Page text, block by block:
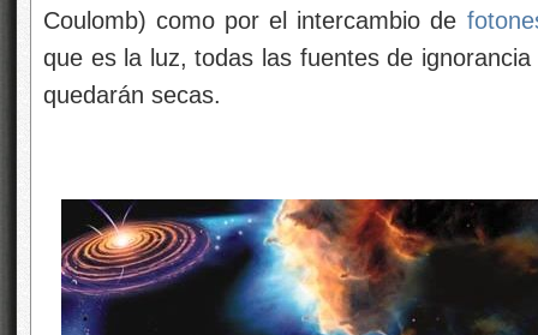
Coulomb) como por el intercambio de
que es la luz, todas las fuentes de
quedarán secas.